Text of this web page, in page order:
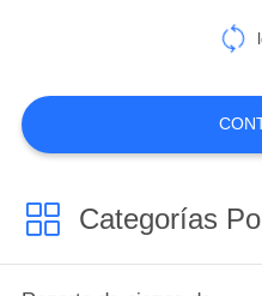
Bastidor
Categorías